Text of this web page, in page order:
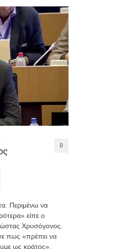
0
Περιμένω να
είπε ο
Χρυσόγονος.
πως «πρέπει να
ως κράτος».